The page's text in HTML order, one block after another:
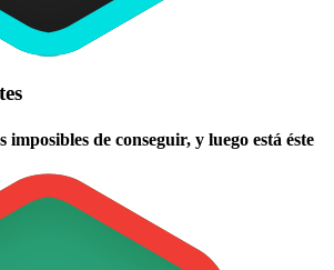
imposibles de conseguir, y luego está éste